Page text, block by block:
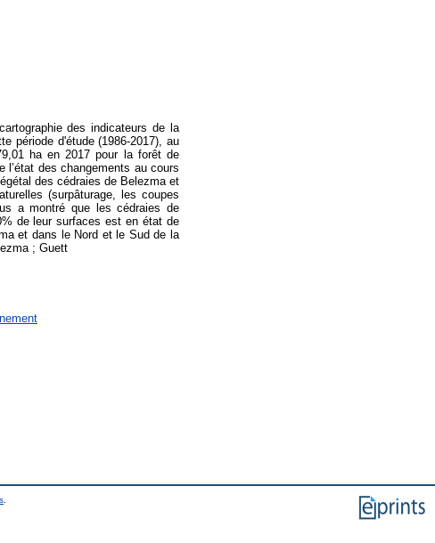
des indicateurs de la
période d'étude (1986-2017), au
ha en 2017 pour la forêt de
l’état des changements au cours
des cédraies de Belezma et
(surpâturage, les coupes
a montré que les cédraies de
de leur surfaces est en état de
et dans le Nord et le Sud de la
; Guett